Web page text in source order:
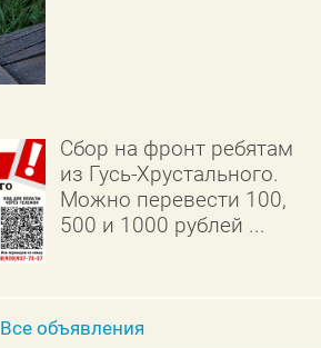
Сбор на фронт ребятам
из Гусь-Хрустального.
Можно перевести 100,
500 и 1000 рублей ...
Все объявления